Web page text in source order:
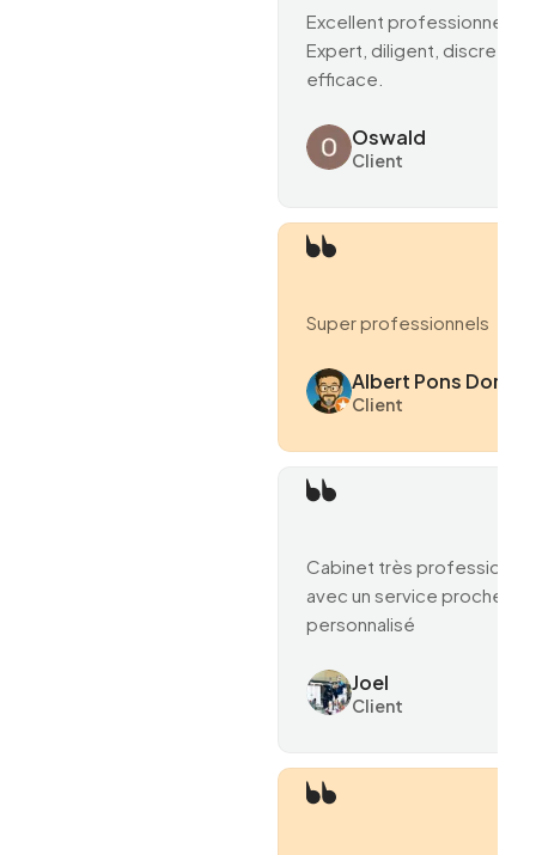
Excellent professionnel.
Expert, diligent, discret et
efficace.
Oswald
Client
Super professionnels
Albert Pons
Client
Cabinet très professionnel
avec un service proche et
personnalisé
Joel
Client